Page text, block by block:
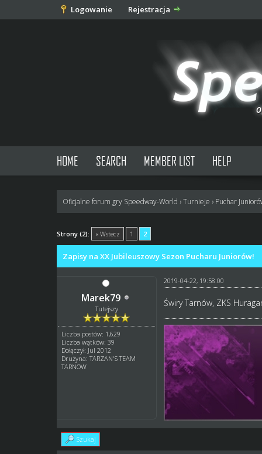
Logowanie Rejestracja
HOME SEARCH MEMBER LIST HELP
Oficjalne forum gry Speedway-World ›Turnieje › Puchar
Strony (2): « Wstecz 1 2
głosów - średnia: 0
Zapisy na XX Jubileuszowy Sezon Pucharu Juniorów!
Marek79
Tutejszy
Liczba postów: 1,629
Liczba wątków: 39
Dołączył: Jul 2012
Drużyna: TARZAN'S TEAM
TARNOW
2019-04-22, 19:58:00
Świry Tarnów, ZKS
Szukaj